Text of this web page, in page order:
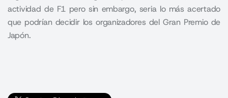
actividad de F1 pero sin embargo, seria lo más acertado
que podrían decidir los organizadores del Gran Premio de
Japón.